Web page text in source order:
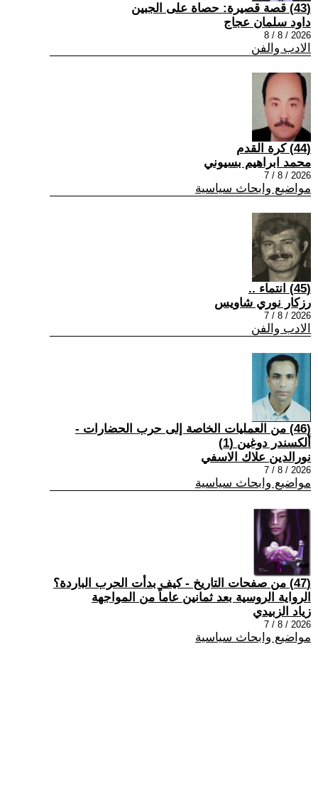
(43) قصة قصيرة: حصاة على الجبين
داود سلمان عجاج
2026 / 8 / 8
الادب والفن
(44) كرة القدم
محمد ابراهيم بسيوني
2026 / 8 / 7
مواضيع وابحاث سياسية
(45) انتماء ..
رزكار نوري شاويس
2026 / 8 / 7
الادب والفن
(46) من العمليات الخاصة إلى حرب الحضارات -
ألكسندر دوغين (1)
نورالدين علاك الاسفي
2026 / 8 / 7
مواضيع وابحاث سياسية
(47) من صفحات التاريخ - كيف بدأت الحرب الباردة؟
الرواية الروسية بعد ثمانين عاماً من المواجهة
زياد الزبيدي
2026 / 8 / 7
مواضيع وابحاث سياسية